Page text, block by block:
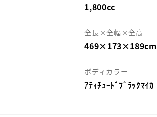
1,800cc
全長×全幅×全高
469×173×189cm
ボディカラー
ｱﾃｨﾁｭｰﾄﾞﾌﾞﾗｯｸﾏｲｶ